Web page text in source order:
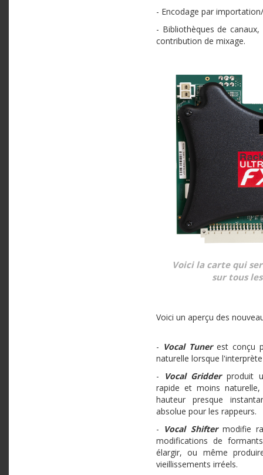
- Encodage par
- Bibliothèques de
contribution de mixage.
Voici la carte qui
sur tous
Voici un aperçu des
- Vocal Tunerest conçu
naturelle lorsque
-
Vocal Gridderproduit
rapide et moins
hauteur presque
absolue pour les rappeurs.
- Vocal Shiftermodifie
modifications de
élargir, ou même
vieillissements irréels.